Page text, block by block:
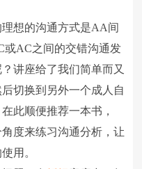
想的沟通方式是AA间
或AC之间的交错沟通发
讲座给了我们简单而又
切换到另外一个成人自
此顺便推荐一本书，
度来练习沟通分析，让
用。